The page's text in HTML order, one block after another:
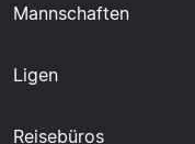
Mannschaften
Ligen
Reisebüros